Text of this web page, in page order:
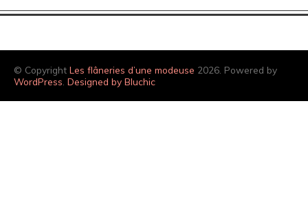
© Copyright Les flâneries d’une modeuse 2026. Powered by
WordPress Designed by Bluchic